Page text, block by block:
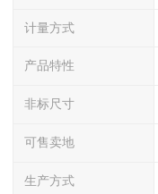
计量方式
产品特性
非标尺寸
可售卖地
生产方式